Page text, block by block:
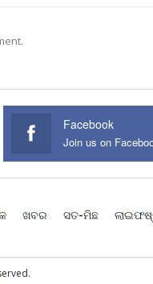
Facebook
Join us on
ଖବର ସତ-ମିଛ